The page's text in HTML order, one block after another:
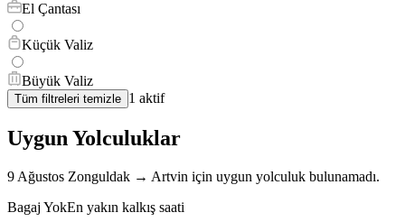
El Çantası
Küçük Valiz
Büyük Valiz
Tüm filtreleri temizle 1 aktif
Uygun Yolculuklar
9 Ağustos Zonguldak → Artvin için uygun yolculuk bulunamadı.
Bagaj YokEn yakın kalkış saati